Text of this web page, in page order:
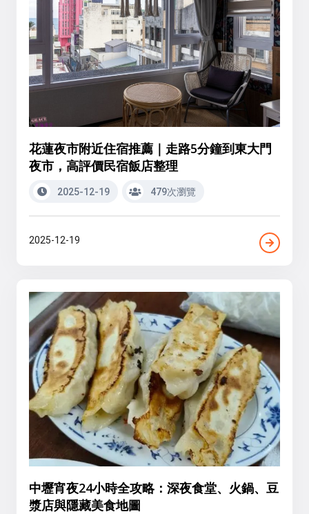
花蓮夜市附近住宿推薦｜走路5分鐘到東大門
夜市，高評價民宿飯店整理
2025-12-19 479次瀏覽
2025-12-19
中壢宵夜24小時全攻略：深夜食堂、火鍋、豆
漿店與隱藏美食地圖